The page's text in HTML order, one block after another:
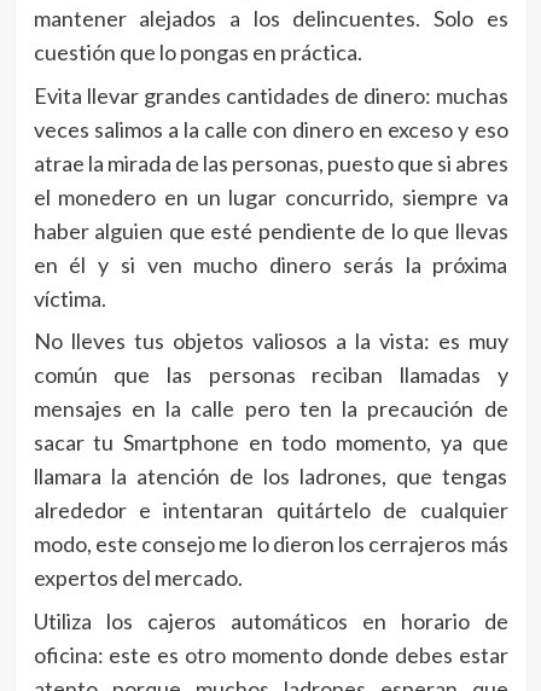
mantener alejados a los delincuentes. Solo es
cuestión que lo pongas en práctica.
Evita llevar grandes cantidades de dinero: muchas
veces salimos a la calle con dinero en exceso y eso
atrae la mirada de las personas, puesto que si abres
el monedero en un lugar concurrido, siempre va
haber alguien que esté pendiente de lo que llevas
en él y si ven mucho dinero serás la próxima
víctima.
No lleves tus objetos valiosos a la vista: es muy
común que las personas reciban llamadas y
mensajes en la calle pero ten la precaución de
sacar tu Smartphone en todo momento, ya que
llamara la atención de los ladrones, que tengas
alrededor e intentaran quitártelo de cualquier
modo, este consejo me lo dieron los cerrajeros más
expertos del mercado.
Utiliza los cajeros automáticos en horario de
oficina: este es otro momento donde debes estar